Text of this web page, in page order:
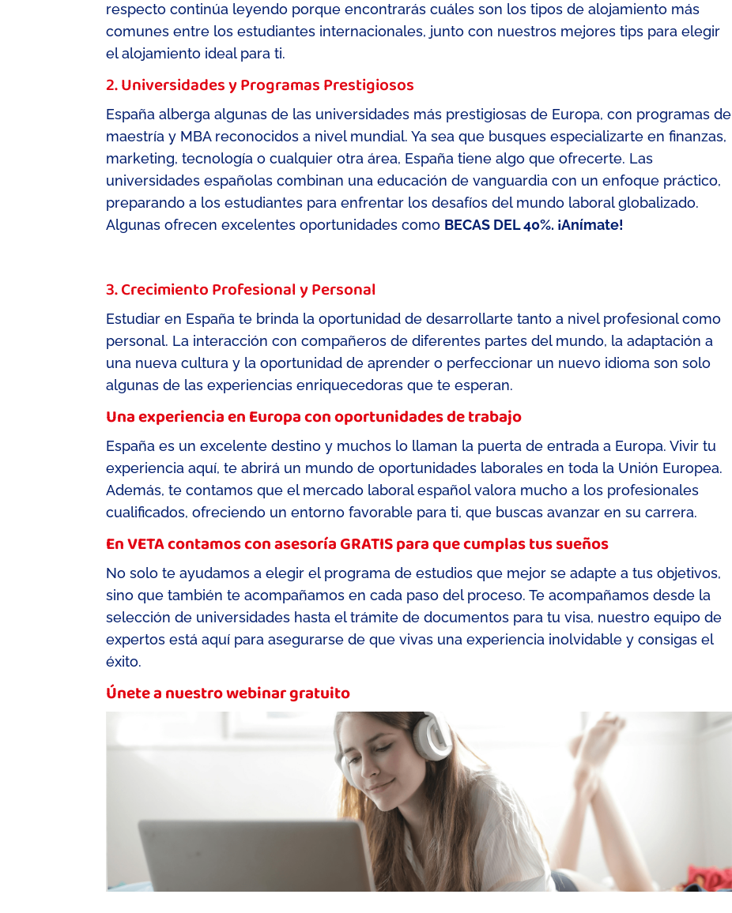
respecto continúa leyendo porque encontraráscuáles son los tipos de alojamiento más
comunes entre los estudiantes internacionales, junto con nuestros mejores tips para elegir
el alojamiento ideal para ti.
2. Universidades y Programas Prestigiosos
España alberga algunas de las universidades más prestigiosas de Europa, con programas de
maestría y MBA reconocidos a nivel mundial. Ya sea que busques especializarte en finanzas,
marketing, tecnología o cualquier otra área, España tiene algo que ofrecerte. Las
universidades españolas combinan una educación de vanguardia con un enfoque práctico,
preparando a los estudiantes para enfrentar los desafíos del mundo laboral globalizado.
Algunas ofrecen excelentes oportunidades como BECAS DEL 40%. ¡Anímate!
3. Crecimiento Profesional y Personal
Estudiar en España te brinda la oportunidad de desarrollarte tanto a nivel profesional como
personal. La interacción con compañeros de diferentes partes del mundo, la adaptación a
una nueva cultura y la oportunidad de aprender o perfeccionar un nuevo idioma son solo
algunas de las experiencias enriquecedoras que te esperan.
Una experiencia en Europa con oportunidades de trabajo
España es un excelente destino y muchos lo llaman la puerta de entrada a Europa.Vivir tu
experiencia aquí, te abrirá un mundo de oportunidades laborales en toda la Unión Europea.
Además, te contamos que el mercado laboral español valora mucho a los profesionales
cualificados, ofreciendo un entorno favorable parati, que buscas avanzar en su carrera.
En VETA contamos con asesoría GRATIS para que cumplas tus sueños
Nosolo te ayudamos a elegir el programa de estudios que mejor se adapte atus objetivos,
sino que también te acompañamos en cada paso del proceso.Te acompañamos desde la
selección de universidades hastael trámite de documentos para tu visa, nuestro equipo de
expertos está aquí para asegurarse de que vivas una experiencia inolvidable y consigas el
éxito.
Únete a nuestro webinar gratuito